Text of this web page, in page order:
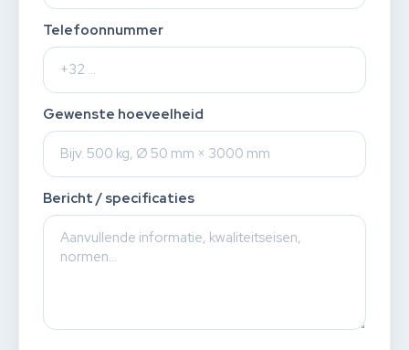
Telefoonnummer
Gewenste hoeveelheid
Bericht / specificaties